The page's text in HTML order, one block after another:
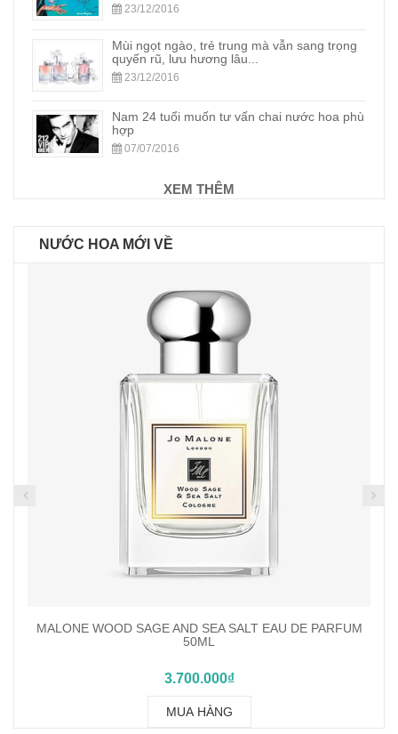
23/12/2016
Mùi ngọt ngào, trẻ trung mà vẫn sang trọng
quyến rũ, lưu hương lâu...
23/12/2016
Nam 24 tuổi muốn tư vấn chai nước hoa phù
hợp
07/07/2016
XEM THÊM
NƯỚC HOA MỚI VỀ
VINCE CAMUTO ILLUMINARE EAU DE PARFUM 100ML
2.050.000₫
MUA HÀNG